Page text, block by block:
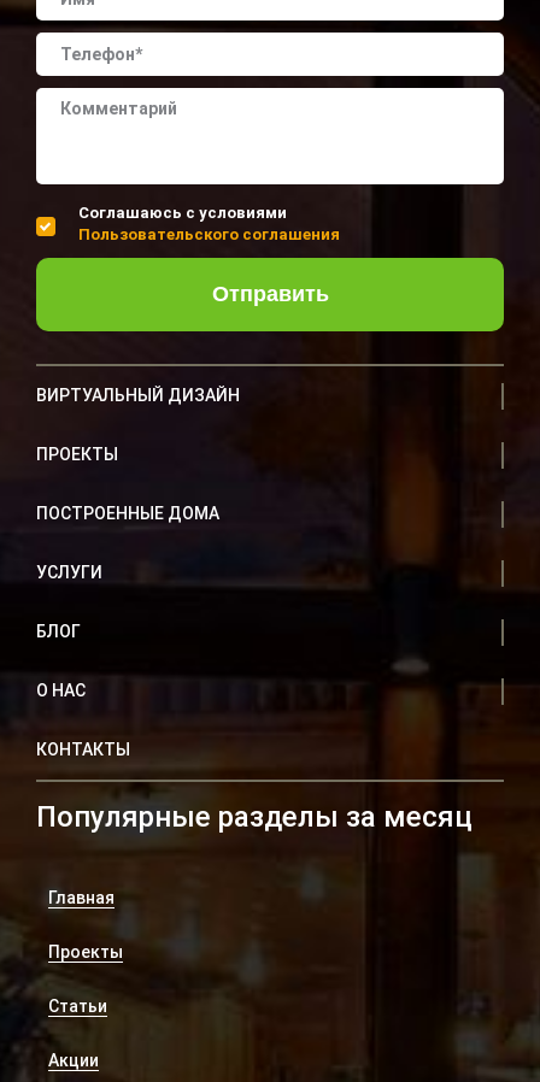
Соглашаюсь с условиями
Пользовательского соглашения
Отправить
ВИРТУАЛЬНЫЙ ДИЗАЙН
ПРОЕКТЫ
ПОСТРОЕННЫЕ ДОМА
УСЛУГИ
БЛОГ
О НАС
КОНТАКТЫ
Популярные разделы за месяц
Главная
Проекты
Статьи
Акции